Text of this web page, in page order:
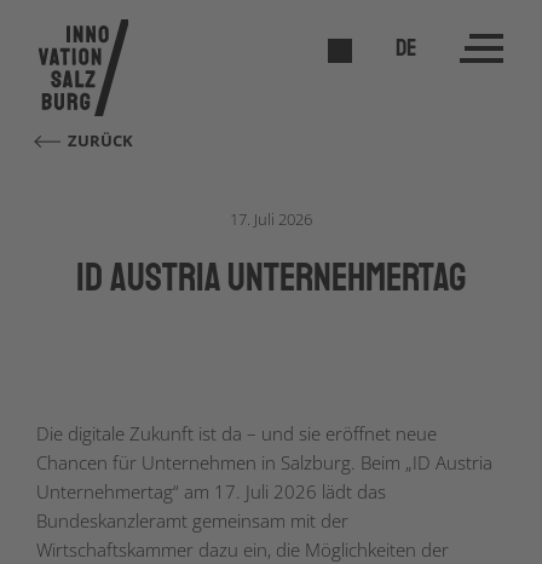
DE
ZURÜCK
17. Juli 2026
ID Austria Unternehmertag
Die digitale Zukunft ist da – und sie eröffnet neue
Chancen für Unternehmen in Salzburg. Beim „ID Austria
Unternehmertag“ am 17. Juli 2026 lädt das
Bundeskanzleramt gemeinsam mit der
Wirtschaftskammer dazu ein, die Möglichkeiten der